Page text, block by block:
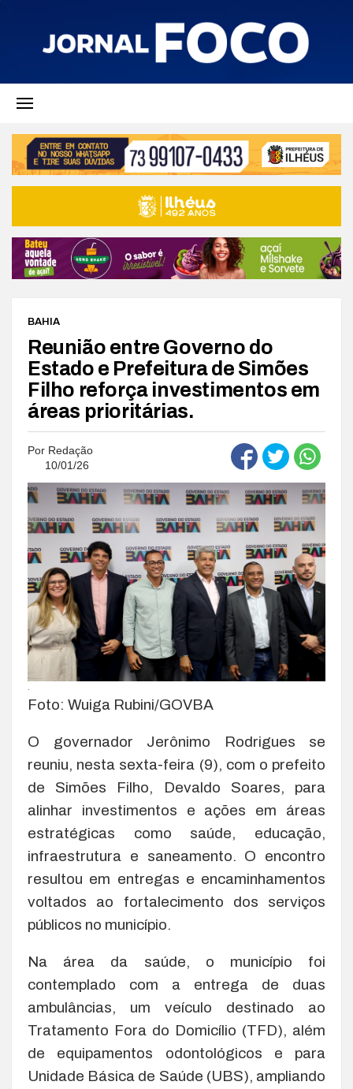
BAHIA
Reunião entre Governo do
Estado e Prefeitura de Simões
Filho reforça investimentos em
áreas prioritárias.
Por Redação
10/01/26
Foto: Wuiga Rubini/GOVBA
O governador Jerônimo Rodrigues se
reuniu, nesta sexta-feira (9), com o prefeito
de Simões Filho, Devaldo Soares, para
alinhar investimentos e ações em áreas
estratégicas como saúde, educação,
infraestrutura e saneamento. O encontro
resultou em entregas e encaminhamentos
voltados ao fortalecimento dos serviços
públicos no município.
Na área da saúde, o município foi
contemplado com a entrega de duas
ambulâncias, um veículo destinado ao
Tratamento Fora do Domicílio (TFD), além
de equipamentos odontológicos e para
Unidade Básica de Saúde (UBS), ampliando